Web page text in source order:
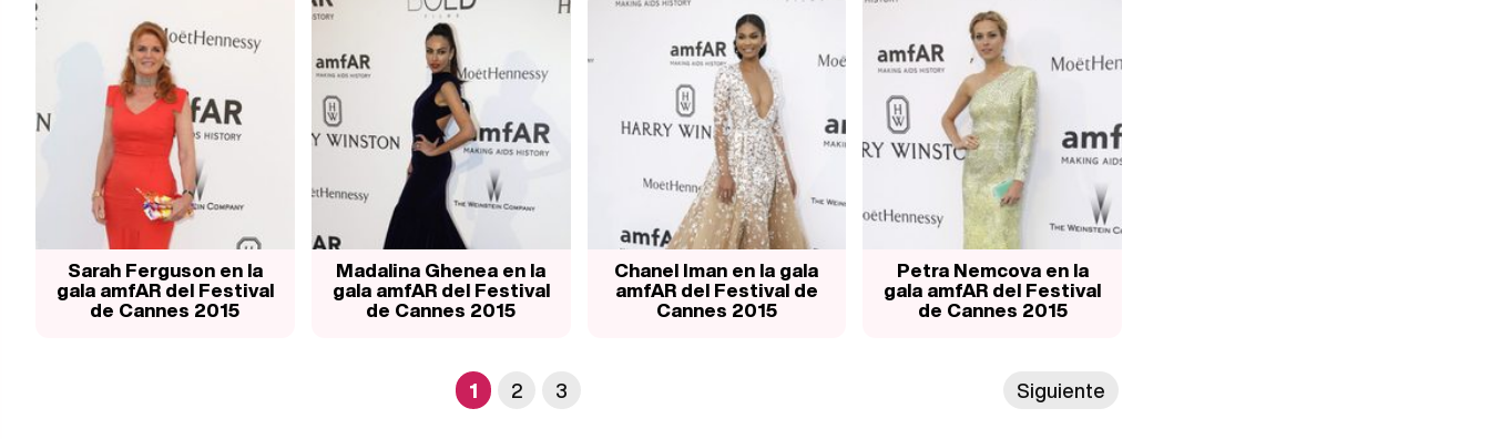
Sarah Ferguson en la
gala amfAR del Festival
de Cannes 2015
Madalina Ghenea en la
gala amfAR del Festival
de Cannes 2015
Chanel Iman en la gala
amfAR del Festival de
Cannes 2015
Petra Nemcova en la
gala amfAR del Festival
de Cannes 2015
1 2 3 Siguiente